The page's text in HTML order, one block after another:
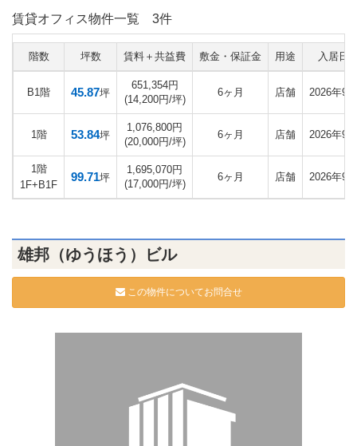
賃貸オフィス物件一覧 3件
階数 坪数 賃料＋共益費 敷金・保証金 用途 入居日
B1階 45.87坪
651,354円
(14,200円/坪)
6ヶ月 店舗 2026年9月
1階 53.84坪
1,076,800円
(20,000円/坪)
6ヶ月 店舗 2026年9月
1階
1F+B1F
99.71坪
1,695,070円
(17,000円/坪)
6ヶ月 店舗 2026年9月
雄邦（ゆうほう）ビル
この物件についてお問合せ